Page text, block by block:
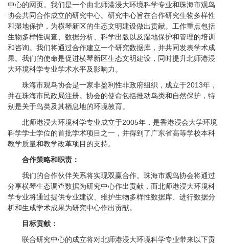
中心的网页。我们是一个由北师港浸大环境科学专业和珠海市观鸟
协会共同合作成立的研究中心。研究中心旨在合作研究生物多样性
和湿地保护，为横琴新区的生态文明建设做出贡献。工作重点包括
生物多样性调查、数据分析、科学出版以及湿地保护和管理的培训
和咨询。我们将通过合作建立一个研究数据库，并共同发表学术成
果。我们的使命是促进横琴新区生态文明建设，同时提升北师港浸
大环境科学专业学术水平及影响力。
珠海市观鸟协会是一家非盈利性非政府组织，成立于2013年，
并在珠海市民政局注册。协会的使命包括推动鸟类和自然保护，特
别是关于鸟类及其栖息地的环境教育。
北师港浸大环境科学专业成立于2005年，是香港浸会大学环境
科学学士学位的首批学术项目之一，并得到了广东省高等学校本科
教学质量和教学改革项目的支持。
合作策略和职责：
我们的合作伙伴关系将实现双赢合作。珠海市观鸟协会将通过
分享横琴生态调查数据为研究中心作出贡献，而北师港浸大环境科
学专业将通过提供专业建议、维护生物多样性数据库、进行数据分
析和生成学术成果为研究中心作出贡献。
目标贡献：
联合研究中心的成立将对北师港浸大环境科学专业带来以下贡